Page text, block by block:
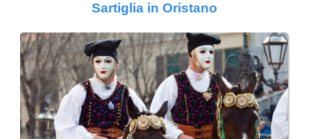
Sartiglia in Oristano